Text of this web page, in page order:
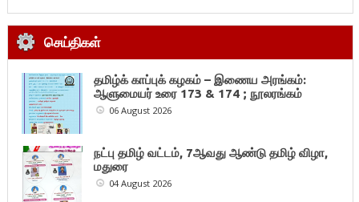
செய்திகள்
தமிழ்க் காப்புக் கழகம் – இணைய அரங்கம்:
ஆளுமையர் உரை 173 & 174 ; நூலரங்கம்
06 August 2026
நட்பு தமிழ் வட்டம், 7ஆவது ஆண்டு தமிழ் விழா,
மதுரை
04 August 2026